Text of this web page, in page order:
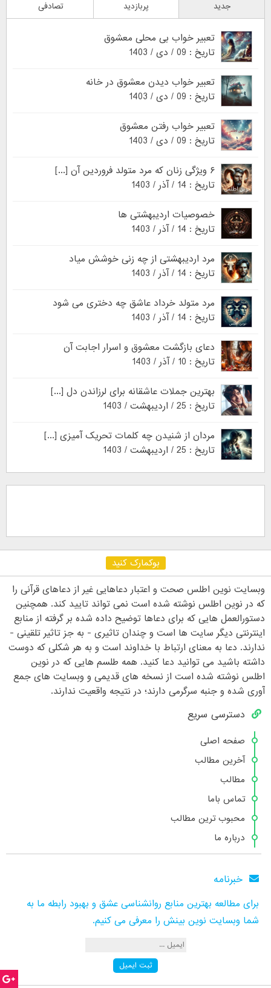
جدید پربازدید تصادفی
تعبیر خواب بی محلی معشوق
تاریخ : 09 / دی / 1403
تعبیر خواب دیدن معشوق در خانه
تاریخ : 09 / دی / 1403
تعبیر خواب رفتن معشوق
تاریخ : 09 / دی / 1403
۶ ویژگی زنان که مرد متولد فروردین آن [...]
تاریخ : 14 / آذر / 1403
خصوصیات اردیبهشتی ها
تاریخ : 14 / آذر / 1403
مرد اردیبهشتی از چه زنی خوشش میاد
تاریخ : 14 / آذر / 1403
مرد متولد خرداد عاشق چه دختری می شود
تاریخ : 14 / آذر / 1403
دعای بازگشت معشوق و اسرار اجابت آن
تاریخ : 10 / آذر / 1403
بهترین جملات عاشقانه برای لرزاندن دل [...]
تاریخ : 25 / اردیبهشت / 1403
مردان از شنیدن چه کلمات تحریک آمیزی [...]
تاریخ : 25 / اردیبهشت / 1403
بوکمارک کنید
وبسایت نوین اطلس صحت و اعتبار دعاهایی غیر از دعاهای قرآنی را
که در نوین اطلس نوشته شده است نمی تواند تایید کند. همچنین
دستورالعمل هایی که برای دعاها توضیح داده شده بر گرفته از منابع
اینترنتی دیگر سایت ها است و چندان تاثیری - به جز تاثیر تلقینی -
ندارند. دعا به معنای ارتباط با خداوند است و به هر شکلی که دوست
داشته باشید می توانید دعا کنید. همه طلسم هایی که در نوین
اطلس نوشته شده است از نسخه های قدیمی و وبسایت های جمع
آوری شده و جنبه سرگرمی دارند؛ در نتیجه واقعیت ندارند.
دسترسی سریع
صفحه اصلی
آخرین مطالب
مطالب
تماس باما
محبوب ترین مطالب
درباره ما
خبرنامه
برای مطالعه بهترین منابع روانشناسی عشق و بهبود رابطه ما به
شما وبسایت نوین بینش را معرفی می کنیم.